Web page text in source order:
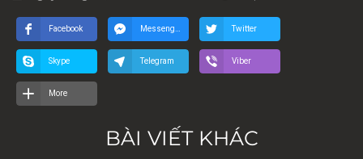
Facebook Twitter
Skype Telegram Viber
More
BÀI VIẾT KHÁC